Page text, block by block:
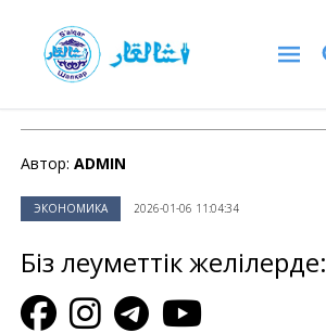
Автор: ADMIN
ЭКОНОМИКА 2026-01-06 11:04:34
Біз әлеуметтік желілерде: